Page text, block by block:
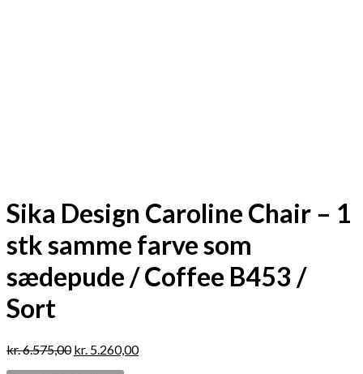
Sika Design Caroline Chair – 1
stk samme farve som
sædepude / Coffee B453 /
Sort
kr.6.575,00 kr. 5.260,00